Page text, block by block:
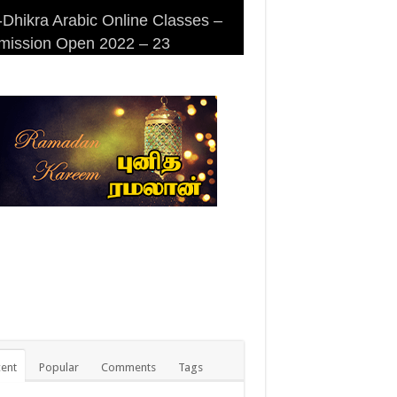
Arabic Online Classes –
Open 2022 – 23
Arabic Online Classes –
DHIKRA ARABIC COLLEGE
Masjid (Kuwait Masjid), Malaz,
Popular Comments Tags